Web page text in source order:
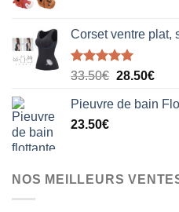
Corset ventre plat,
Note5.00
33.50€ Le
initial
28.50€Le
Pieuvre de bain
23.50€
NOS MEILLEURS